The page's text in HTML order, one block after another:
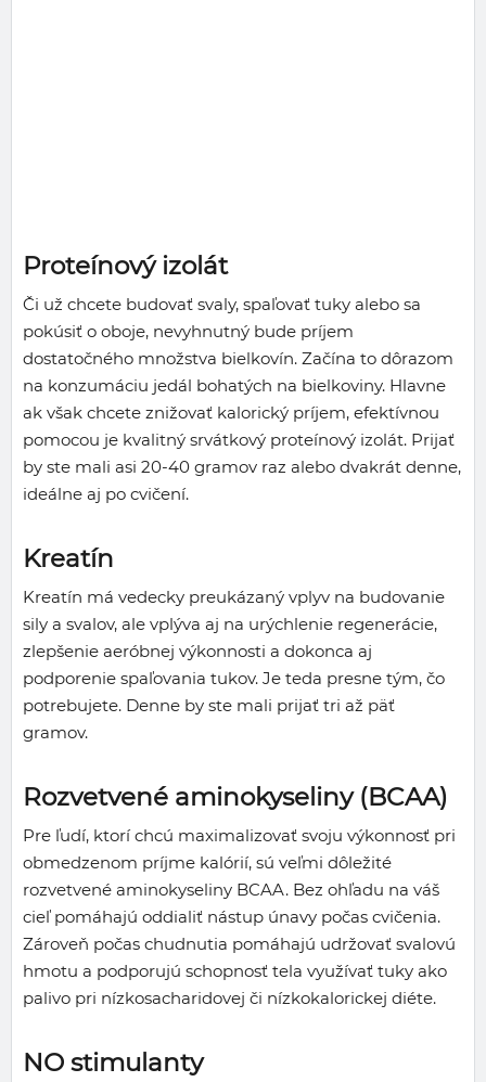
Proteínový izolát
Či už chcete budovať svaly, spaľovať tuky alebo sa
pokúsiť o oboje, nevyhnutný bude príjem
dostatočného množstva bielkovín. Začína to dôrazom
na konzumáciu jedál bohatých na bielkoviny. Hlavne
ak však chcete znižovať kalorický príjem, efektívnou
pomocou je kvalitný srvátkový proteínový izolát. Prijať
by ste mali asi 20-40 gramov raz alebo dvakrát denne,
ideálne aj po cvičení.
Kreatín
Kreatín má vedecky preukázaný vplyv na budovanie
sily a svalov, ale vplýva aj na urýchlenie regenerácie,
zlepšenie aeróbnej výkonnosti a dokonca aj
podporenie spaľovania tukov. Je teda presne tým, čo
potrebujete. Denne by ste mali prijať tri až päť
gramov.
Rozvetvené aminokyseliny (BCAA)
Pre ľudí, ktorí chcú maximalizovať svoju výkonnosť pri
obmedzenom príjme kalórií, sú veľmi dôležité
rozvetvené aminokyseliny BCAA. Bez ohľadu na váš
cieľ pomáhajú oddialiť nástup únavy počas cvičenia.
Zároveň počas chudnutia pomáhajú udržovať svalovú
hmotu a podporujú schopnosť tela využívať tuky ako
palivo pri nízkosacharidovej či nízkokalorickej diéte.
NO stimulanty